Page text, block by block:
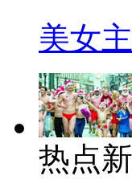
美女
热点